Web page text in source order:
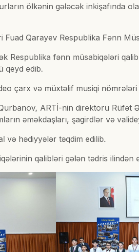
ölkənin gələcək inkişafında
Qarayev Respublika Fənn
Respublika fənn müsabiqələri
qeyd edib.
çarx və müxtəlif musiqi
ARTİ-nin direktoru Rüfət
əməkdaşları, şagirdlər və
və hədiyyələr təqdim edilib.
qalibləri gələn tədris